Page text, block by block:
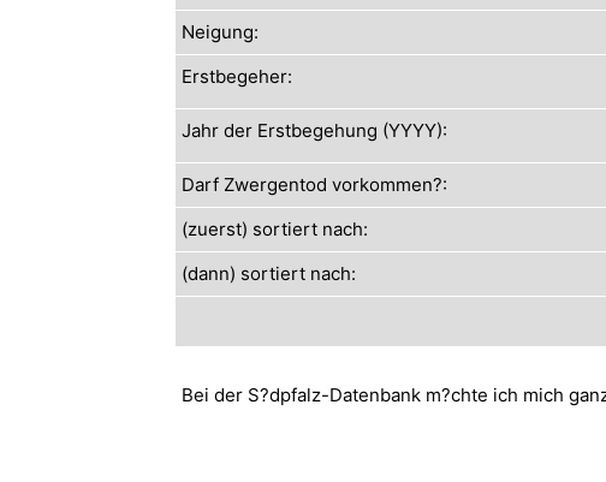
Neigung:
Erstbegeher:
Jahr der Erstbegehung (YYYY):
Darf Zwergentod vorkommen?:
(zuerst) sortiert nach:
(dann) sortiert nach:
Bei der S?dpfalz-Datenbank m?chte ich mich